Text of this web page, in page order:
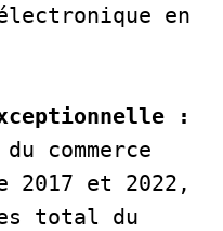
électronique en
:
commerce
et 2022,
total du